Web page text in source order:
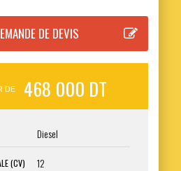
DE 468 000 DT
Diesel
(CV) 12